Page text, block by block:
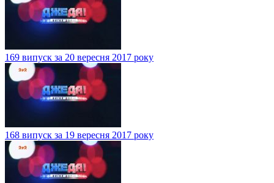
169 випуск за 20 вересня 2017 року
168 випуск за 19 вересня 2017 року